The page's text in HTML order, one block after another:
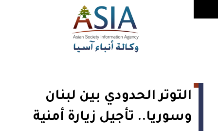
التوتر الحدودي بين لبنان
وسوريا.. تأجيل زيارة أمنية